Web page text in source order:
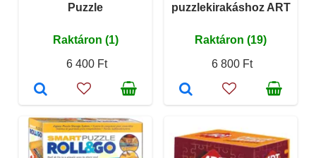
Puzzle
Raktáron (1)
6 400 Ft
puzzlekirakáshoz ART
Raktáron (19)
6 800 Ft